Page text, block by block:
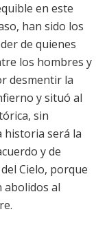
en este
han sido los
de quienes
los hombres y
desmentir la
y situó al
sin
historia será la
y de
Cielo, porque
abolidos al